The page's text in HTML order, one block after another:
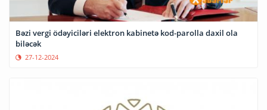
Bəzi vergi ödəyiciləri elektron kabinetə kod-parolla daxil ola
biləcək
27-12-2024